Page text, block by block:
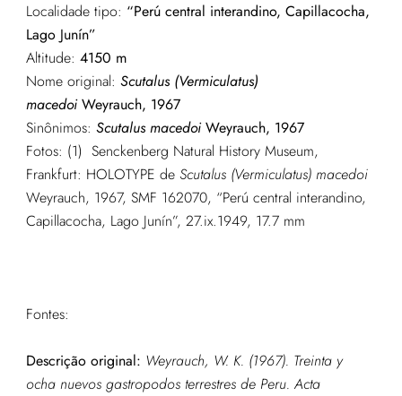
Localidade tipo: “Perú central interandino, Capillacocha,
Lago Junín”
Altitude: 4150 m
Nome original: Scutalus (Vermiculatus)
macedoiWeyrauch, 1967
Sinônimos: Scutalus macedoiWeyrauch, 1967
Fotos: (1) Senckenberg Natural History Museum,
Frankfurt: HOLOTYPE de Scutalus (Vermiculatus) macedoi
Weyrauch, 1967, SMF 162070, “Perú central interandino,
Capillacocha, Lago Junín”, 27.ix.1949, 17.7 mm
Fontes:
Descrição original: Weyrauch, W. K. (1967). Treinta y
ocha nuevos gastropodos terrestres de Peru. Acta